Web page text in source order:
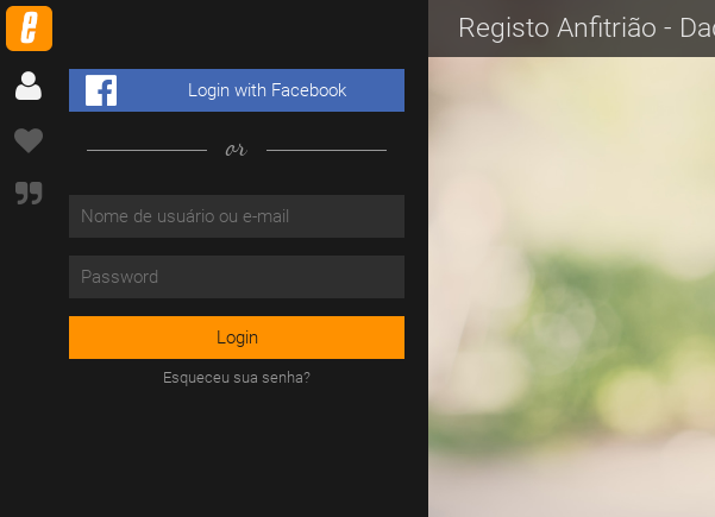
Registo Anfitrião -
Login with Facebook
or
Esqueceu sua senha?